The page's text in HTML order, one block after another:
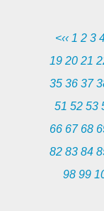
<‹‹ 1 2 3
19 20 21
35 36 37
51 52 53
66 67 68
82 83 84
98 99